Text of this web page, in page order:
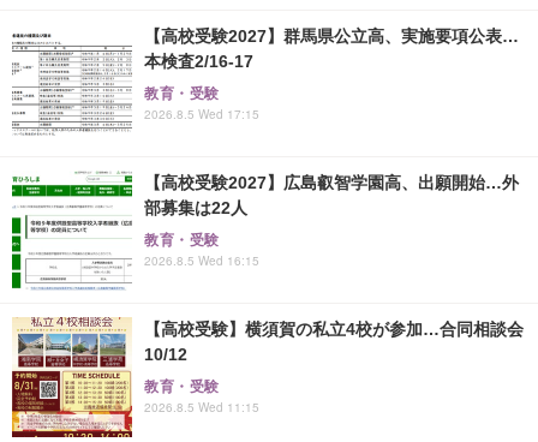
【高校受験2027】群馬県公立高、実施要項公表…
本検査2/16-17
教育・受験
2026.8.5 Wed 17:15
【高校受験2027】広島叡智学園高、出願開始…外
部募集は22人
教育・受験
2026.8.5 Wed 16:15
【高校受験】横須賀の私立4校が参加…合同相談会
10/12
教育・受験
2026.8.5 Wed 11:15